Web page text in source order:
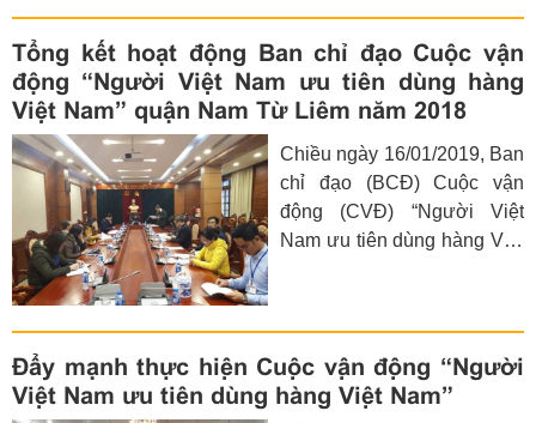
đán.
Tổng kết hoạt động Ban chỉ đạo Cuộc vận
động “Người Việt Nam ưu tiên dùng hàng
Việt Nam” quận Nam Từ Liêm năm 2018
Chiều ngày 16/01/2019, Ban
chỉ đạo (BCĐ) Cuộc vận
động (CVĐ) “Người Việt
Nam ưu tiên dùng hàng Việt
của Ban chỉ đạo CVĐ năm
2018, triển khai phương
hướng, nhiệm vụ năm 2019.
Dự hội nghị có các đồng chí:
Đẩy mạnh thực hiện Cuộc vận động “Người
Việt Nam ưu tiên dùng hàng Việt Nam”